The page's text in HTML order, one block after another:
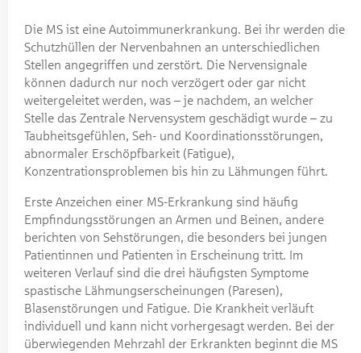
Die MS ist eine Autoimmunerkrankung. Bei ihr werden die
Schutzhüllen der Nervenbahnen an unterschiedlichen
Stellen angegriffen und zerstört. Die Nervensignale
können dadurch nur noch verzögert oder gar nicht
weitergeleitet werden, was – je nachdem, an welcher
Stelle das Zentrale Nervensystem geschädigt wurde – zu
Taubheitsgefühlen, Seh- und Koordinationsstörungen,
abnormaler Erschöpfbarkeit (Fatigue),
Konzentrationsproblemen bis hin zu Lähmungen führt.
Erste Anzeichen einer MS-Erkrankung sind häufig
Empfindungsstörungen an Armen und Beinen, andere
berichten von Sehstörungen, die besonders bei jungen
Patientinnen und Patienten in Erscheinung tritt. Im
weiteren Verlauf sind die drei häufigsten Symptome
spastische Lähmungserscheinungen (Paresen),
Blasenstörungen und Fatigue. Die Krankheit verläuft
individuell und kann nicht vorhergesagt werden. Bei der
überwiegenden Mehrzahl der Erkrankten beginnt die MS